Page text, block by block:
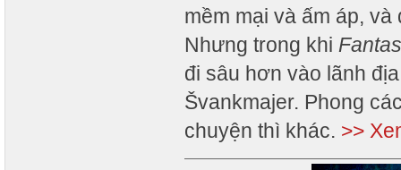
mềm mại và ấm áp,
Nhưng trong khi
đi sâu hơn vào lãnh
Švankmajer. Phong
chuyện thì khác. >>